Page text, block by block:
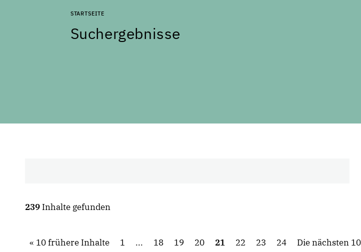
STARTSEITE
Suchergebnisse
239 Inhalte gefunden
10 frühere Inhalte 1 ... 18 19 20 21 22 23 24 Die nächsten